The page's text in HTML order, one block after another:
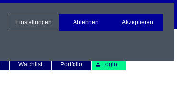
Watchlist Portfolio Login
Einstellungen Ablehnen Akzeptieren